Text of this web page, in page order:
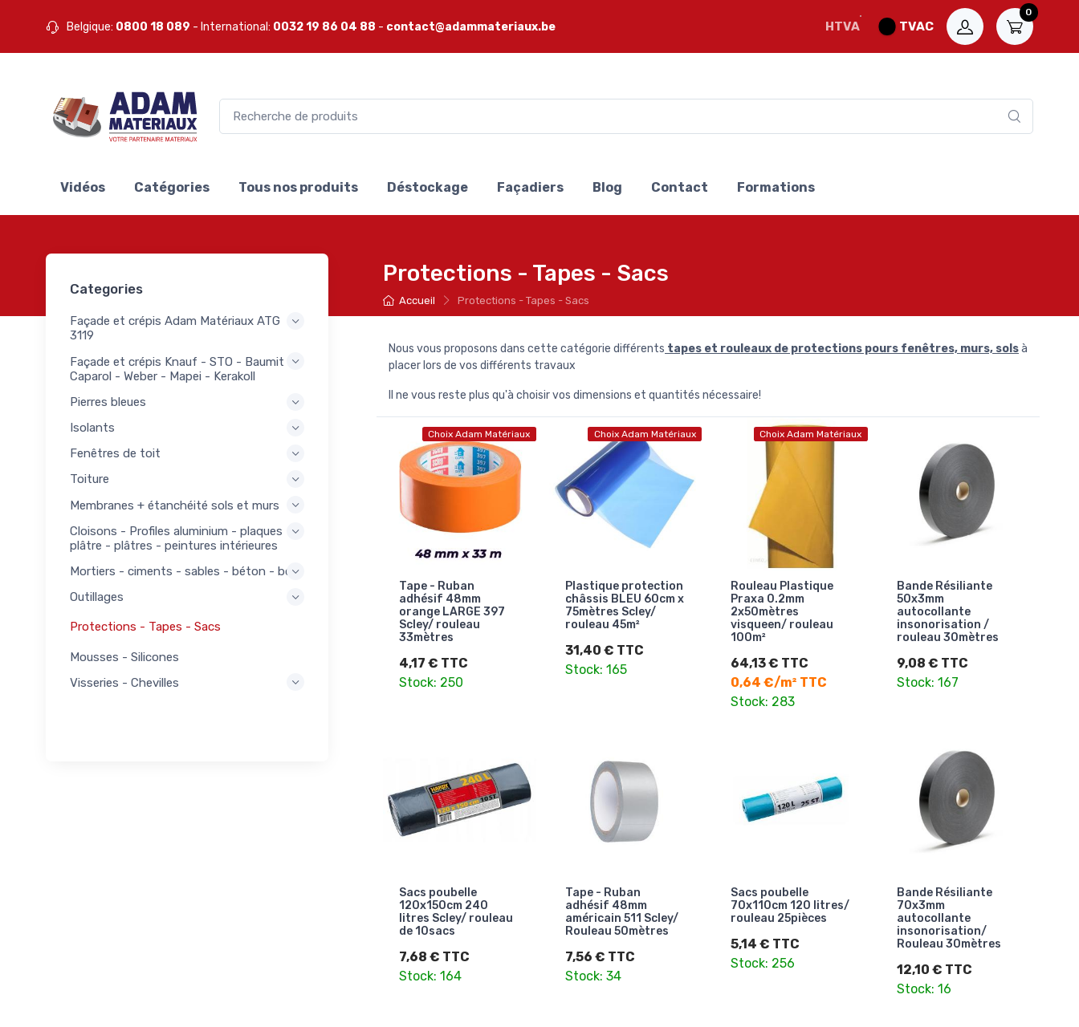
Belgique: 0800 18 089 - International: 0032 19 86 04 88 - contact@adammateriaux.be HTVA TVAC
0
Vidéos Catégories Tous nos produits Déstockage Façadiers Blog Contact Formations
Categories
Façade et crépis Adam Matériaux ATG
3119
Façade et crépis Knauf - STO - Baumit -
Caparol - Weber - Mapei - Kerakoll
Pierres bleues
Isolants
Fenêtres de toit
Toiture
Membranes + étanchéité sols et murs
Cloisons - Profiles aluminium - plaques
plâtre - plâtres - peintures intérieures
Mortiers - ciments - sables - béton - bois
Outillages
Protections - Tapes - Sacs
Mousses - Silicones
Visseries - Chevilles
Protections - Tapes - Sacs
Accueil Protections - Tapes - Sacs
Nous vous proposons dans cette catégorie différents tapes et rouleaux de protections pours fenêtres, murs, solsà
placer lors de vos différents travaux
Il ne vous reste plus qu'à choisir vos dimensions et quantités nécessaire!
Choix Adam Matériaux
Tape - Ruban
adhésif 48mm
orange LARGE 397
Scley/ rouleau
33mètres
4,17 € TTC
Stock: 250
Choix Adam Matériaux
Plastique protection
châssis BLEU 60cm x
75mètres Scley/
rouleau 45m²
31,40 € TTC
Stock: 165
Choix Adam Matériaux
Rouleau Plastique
Praxa 0.2mm
2x50mètres
visqueen/ rouleau
100m²
64,13 € TTC
0,64 €/m² TTC
Stock: 283
Bande Résiliante
50x3mm
autocollante
insonorisation /
rouleau 30mètres
9,08 € TTC
Stock: 167
Sacs poubelle
120x150cm 240
litres Scley/ rouleau
de 10sacs
7,68 € TTC
Stock: 164
Tape - Ruban
adhésif 48mm
américain 511 Scley/
Rouleau 50mètres
7,56 € TTC
Stock: 34
Sacs poubelle
70x110cm 120 litres/
rouleau 25pièces
5,14 € TTC
Stock: 256
Bande Résiliante
70x3mm
autocollante
insonorisation/
Rouleau 30mètres
12,10 € TTC
Stock: 16